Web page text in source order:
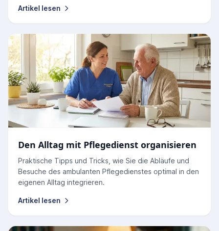
Artikel lesen
Den Alltag mit Pflegedienst organisieren
Praktische Tipps und Tricks, wie Sie die Abläufe und
Besuche des ambulanten Pflegedienstes optimal in den
eigenen Alltag integrieren.
Artikel lesen